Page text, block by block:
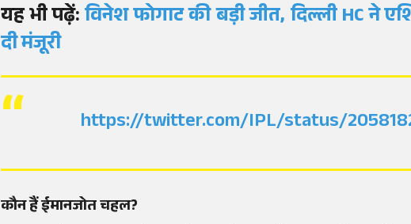
यह भी पढ़ें:विनेश फोगाट की बड़ी जीत, दिल्ली HC ने
दी मंजूरी
https://twitter.com/IPL/status/
कौन हैं ईमानजोत चहल?